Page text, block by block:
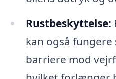
Rustbeskyttelse:
kan også
barriere mod